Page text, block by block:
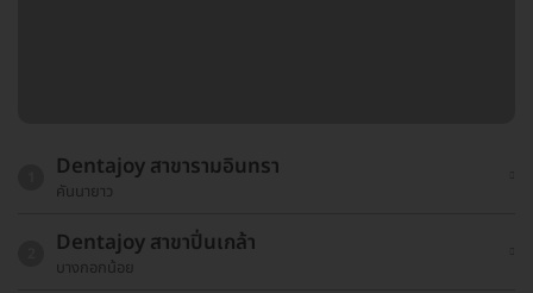
Dentajoy สาขารามอินทรา
คันนายาว
Dentajoy สาขาปิ่นเกล้า
บางกอกน้อย